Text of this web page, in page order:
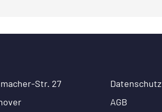
Str. 27
Datenschutz
AGB